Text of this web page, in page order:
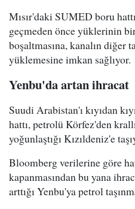
Mısır'daki SUMED boru
geçmeden önce yüklerinin
boşaltmasına, kanalın diğer
yüklemesine imkan sağlıyor.
Yenbu'da artan ihracat
Suudi Arabistan'ı kıyıdan
hattı, petrolü Körfez'den
yoğunlaştığı Kızıldeniz'e
Bloomberg verilerine göre
kapanmasından bu yana
arttığı Yenbu'ya petrol